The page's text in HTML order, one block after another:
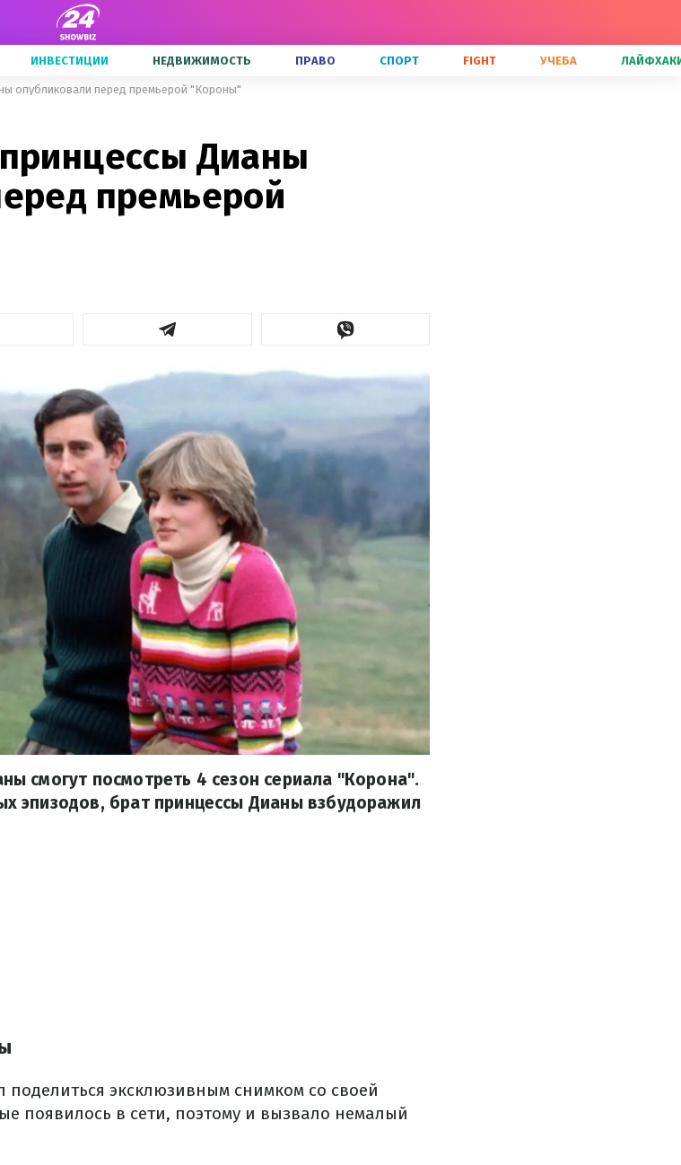
ИНВЕСТИЦИИ НЕДВИЖИМОСТЬ ПРАВО СПОРТ FIGHT УЧЕБА
опубликовали перед премьерой "Короны"
Дианы
премьерой
смогут посмотреть 4 сезон сериала "Корона".
эпизодов, брат принцессы Дианы взбудоражил
поделиться эксклюзивным снимком со своей
появилось в сети, поэтому и вызвало немалый